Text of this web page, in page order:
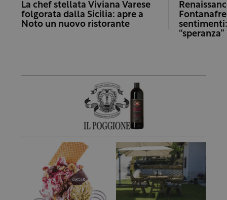
La chef stellata Viviana Varese
folgorata dalla Sicilia: apre a
Noto un nuovo ristorante
sentimenti:
“speranza”